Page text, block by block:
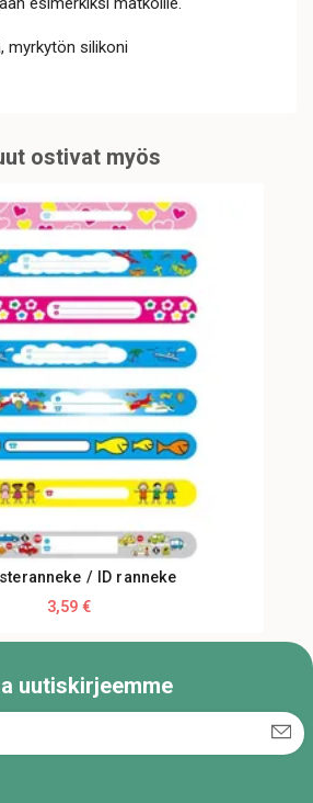
myrkytön silikoni
ostivat myös
/ ID ranneke
3,59 €
uutiskirjeemme